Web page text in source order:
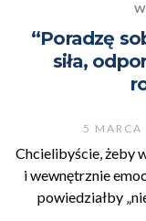
“Poradzę
siła,
5 MARCA
Chcielibyście, żeby
i wewnętrznie
powiedziałby